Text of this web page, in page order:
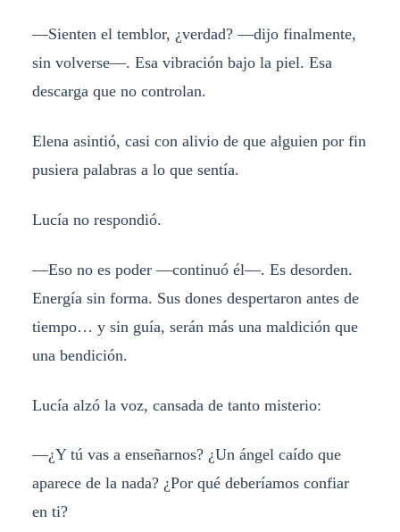
—Sienten el temblor, ¿verdad? —dijo finalmente,
sin volverse—. Esa vibración bajo la piel. Esa
descarga que no controlan.
Elena asintió, casi con alivio de que alguien por fin
pusiera palabras a lo que sentía.
Lucía no respondió.
—Eso no es poder —continuó él—. Es desorden.
Energía sin forma. Sus dones despertaron antes de
tiempo… y sin guía, serán más una maldición que
una bendición.
Lucía alzó la voz, cansada de tanto misterio:
—¿Y tú vas a enseñarnos? ¿Un ángel caído que
aparece de la nada? ¿Por qué deberíamos confiar
en ti?